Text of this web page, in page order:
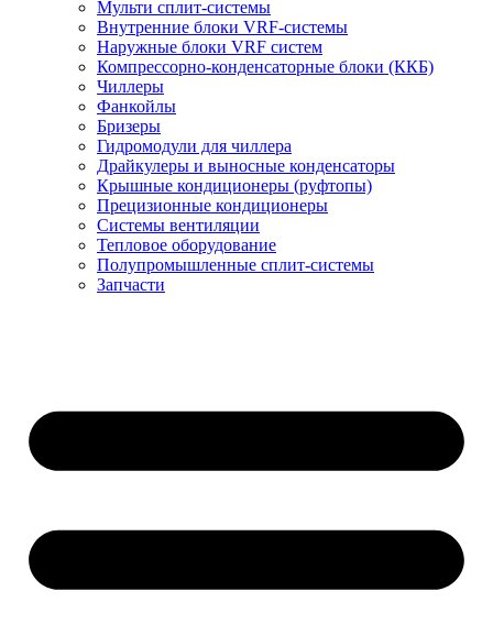
Мульти сплит-системы
Внутренние блоки VRF-cистемы
Наружные блоки VRF cистем
Компрессорно-конденсаторные блоки (ККБ)
Чиллеры
Фанкойлы
Бризеры
Гидромодули для чиллера
Драйкулеры и выносные конденсаторы
Крышные кондиционеры (руфтопы)
Прецизионные кондиционеры
Системы вентиляции
Тепловое оборудование
Полупромышленные сплит-системы
Запчасти